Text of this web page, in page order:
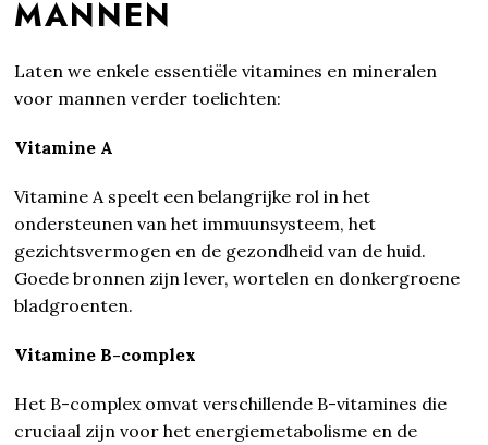
MANNEN
Laten we enkele essentiële vitamines en mineralen
voor mannen verder toelichten:
Vitamine A
Vitamine A speelt een belangrijke rol in het
ondersteunen van het immuunsysteem, het
gezichtsvermogen en de gezondheid van de huid.
Goede bronnen zijn lever, wortelen en donkergroene
bladgroenten.
Vitamine B-complex
Het B-complex omvat verschillende B-vitamines die
cruciaal zijn voor het energiemetabolisme en de